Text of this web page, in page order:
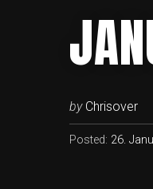
by Chrisover
Posted: 26.